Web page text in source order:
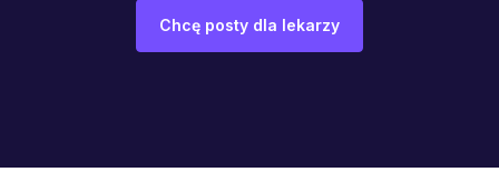
Chcę posty dla lekarzy